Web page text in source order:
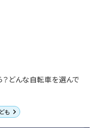
どんな自転車を選んで
も